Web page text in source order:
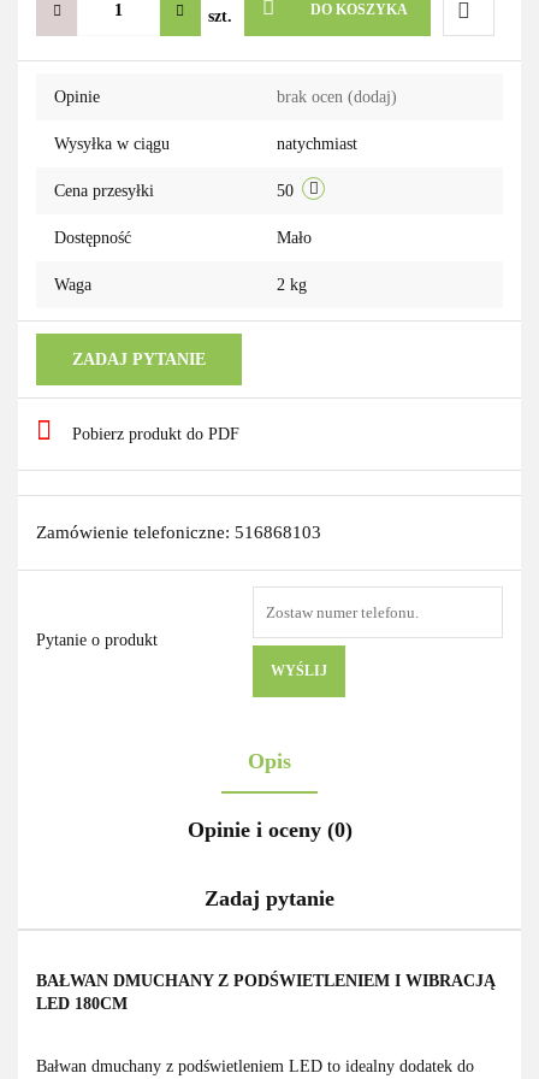
szt. DO KOSZYKA
Do
Opinie brak ocen (dodaj)
Wysyłka w ciągu natychmiast
Cena przesyłki 50
Dostępność Mało
Waga 2 kg
ZADAJ PYTANIE
Pobierz produkt do PDF
Zamówienie telefoniczne: 516868103
Pytanie o produkt
WYŚLIJ
Opis
Opinie i oceny (0)
Zadaj pytanie
BAŁWAN DMUCHANY Z PODŚWIETLENIEM I WIBRACJĄ
LED 180CM
Bałwan dmuchany z podświetleniem LED to idealny dodatek do